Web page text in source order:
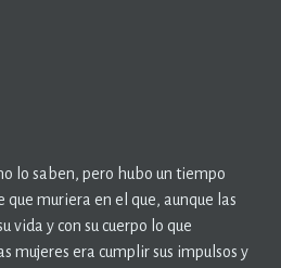
lo saben, pero hubo un tiempo
que muriera en el que, aunque las
vida y con su cuerpo lo que
mujeres era cumplir sus impulsos y